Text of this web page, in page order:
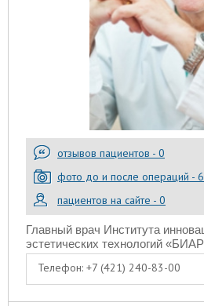
отзывов пациентов - 0
фото до и после операций - 6
пациентов на сайте - 0
Главный врач Института
эстетических технологий
Телефон: +7 (421) 240-83-00